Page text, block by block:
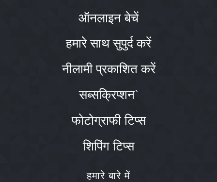
ऑनलाइन बेचें
हमारे साथ सुपुर्द करें
नीलामी प्रकाशित करें
सब्सक्रिप्शन`
फोटोग्राफी टिप्स
शिपिंग टिप्स
हमारे बारे में